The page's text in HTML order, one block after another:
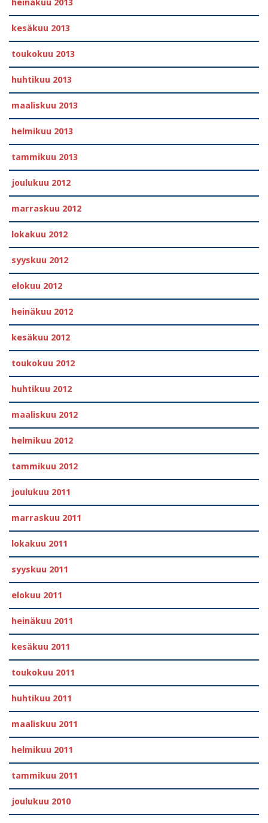
heinäkuu 2013
kesäkuu 2013
toukokuu 2013
huhtikuu 2013
maaliskuu 2013
helmikuu 2013
tammikuu 2013
joulukuu 2012
marraskuu 2012
lokakuu 2012
syyskuu 2012
elokuu 2012
heinäkuu 2012
kesäkuu 2012
toukokuu 2012
huhtikuu 2012
maaliskuu 2012
helmikuu 2012
tammikuu 2012
joulukuu 2011
marraskuu 2011
lokakuu 2011
syyskuu 2011
elokuu 2011
heinäkuu 2011
kesäkuu 2011
toukokuu 2011
huhtikuu 2011
maaliskuu 2011
helmikuu 2011
tammikuu 2011
joulukuu 2010